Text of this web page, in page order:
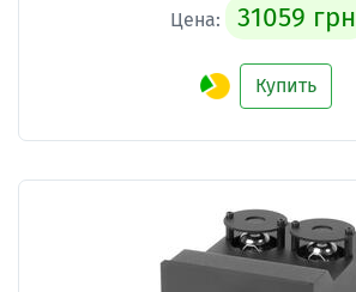
Цена: 31059 грн
Купить